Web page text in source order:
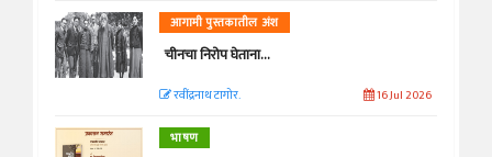
आगामी पुस्तकातील अंश
चीनचा निरोप घेताना...
रवींद्रनाथ टागोर. 16 Jul 2026
भाषण